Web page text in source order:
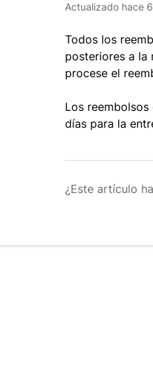
Actualizado hace
Todos los
posteriores a la
procese el
Los
días para la
¿Este artículo